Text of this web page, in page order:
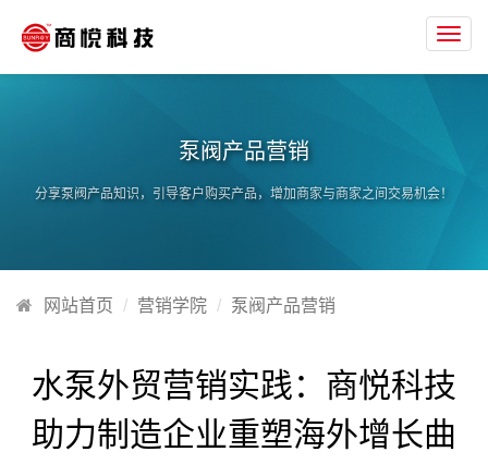
泵阀产品营销
分享泵阀产品知识，引导客户购买产品，增加商家与商家之间交易机会！
网站首页 营销学院 泵阀产品营销
水泵外贸营销实践：商悦科技
助力制造企业重塑海外增长曲